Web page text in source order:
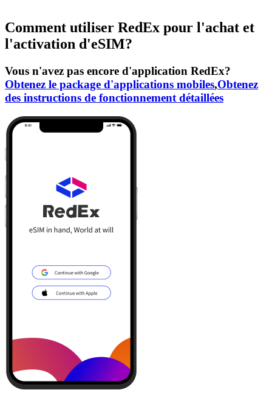
Comment utiliser RedEx pour l'achat et
l'activation d'eSIM?
Vous n'avez pas encore d'application RedEx?
Obtenez le package d'applications mobiles,Obtenez
des instructions de fonctionnement détaillées